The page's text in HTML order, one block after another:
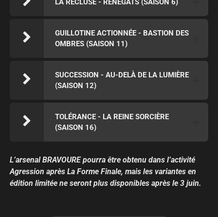
LA RECLUSE - RENÉGATS (SAISON 6)
GUILLOTINE ACTIONNÉE - BASTION DES
OMBRES (SAISON 11)
SUCCESSION - AU-DELÀ DE LA LUMIÈRE
(SAISON 12)
TOLÉRANCE - LA REINE SORCIÈRE
(SAISON 16)
L’arsenal BRAVOURE pourra être obtenu dans l’activité
Agression après La Forme Finale, mais les variantes en
édition limitée ne seront plus disponibles après le 3 juin.